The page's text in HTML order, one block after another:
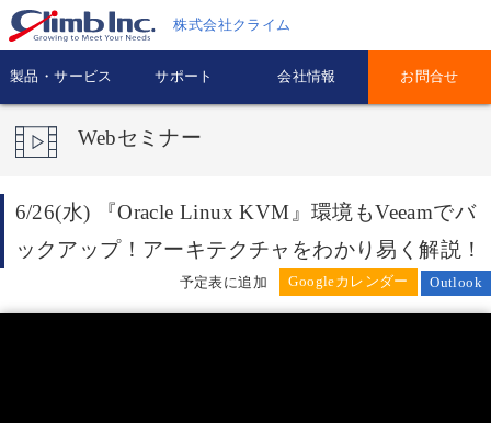
株式会社クライム
製品・サービス サポート 会社情報 お問合せ
Webセミナー
6/26(水) 『Oracle Linux KVM』環境もVeeamでバ
ックアップ！アーキテクチャをわかり易く解説！
予定表に追加 Outlook